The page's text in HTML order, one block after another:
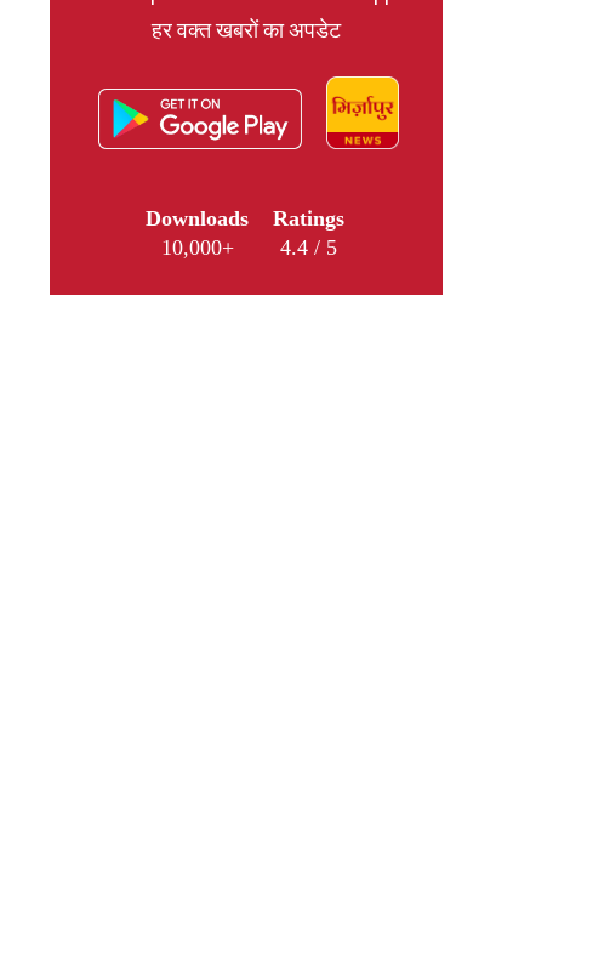
हर वक्त खबरों का अपडेट
Downloads
10,000+
Ratings
4.4 / 5